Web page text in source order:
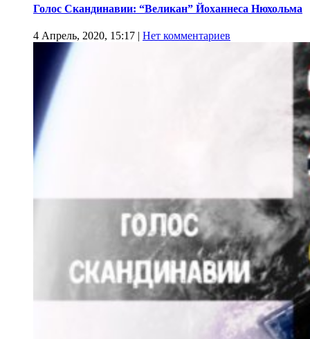
Голос Скандинавии: “Великан” Йоханнеса Нюхольма
4 Апрель, 2020, 15:17 | Нет комментариев